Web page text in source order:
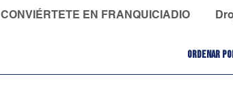
CONVIÉRTETE EN FRANQUICIADIO
Ordenar